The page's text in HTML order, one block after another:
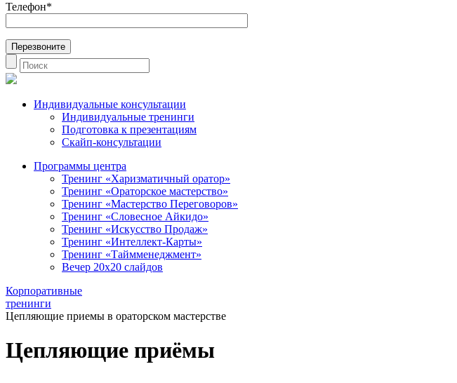
Телефон*
Индивидуальные консультации
Индивидуальные тренинги
Подготовка к презентациям
Скайп-консультации
Программы центра
Тренинг «Харизматичный оратор»
Тренинг «Ораторское мастерство»
Тренинг «Мастерство Переговоров»
Тренинг «Словесное Айкидо»
Тренинг «Искусство Продаж»
Тренинг «Интеллект-Карты»
Тренинг «Таймменеджмент»
Вечер 20х20 слайдов
Корпоративные
тренинги
Цепляющие приемы в ораторском мастерстве
Цепляющие приёмы